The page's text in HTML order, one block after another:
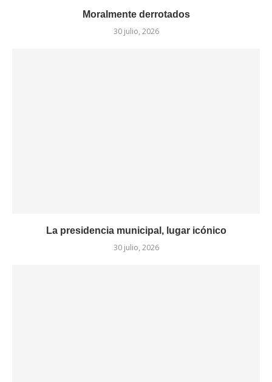
Moralmente derrotados
30 julio, 2026
La presidencia municipal, lugar icónico
30 julio, 2026